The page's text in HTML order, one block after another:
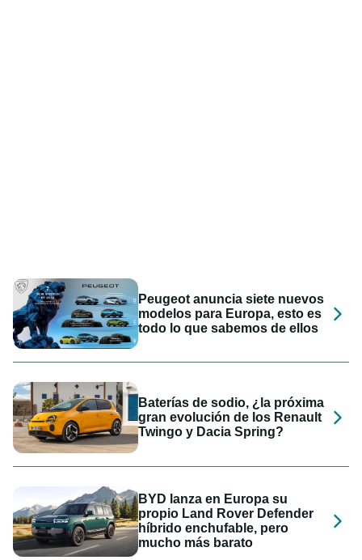
Peugeot anuncia siete nuevos
modelos para Europa, esto es
todo lo que sabemos de ellos
Baterías de sodio, ¿la próxima
gran evolución de los Renault
Twingo y Dacia Spring?
BYD lanza en Europa su
propio Land Rover Defender
híbrido enchufable, pero
mucho más barato